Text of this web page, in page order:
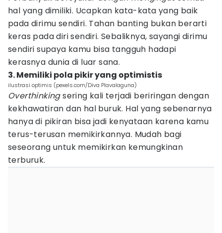
hal yang dimiliki. Ucapkan kata-kata yang baik
pada dirimu sendiri. Tahan banting bukan berarti
keras pada diri sendiri. Sebaliknya, sayangi dirimu
sendiri supaya kamu bisa tangguh hadapi
kerasnya dunia di luar sana.
3. Memiliki pola pikir yang optimistis
ilustrasi optimis (pexels.com/Diva Plavalaguna)
Overthinkingsering kali terjadi beriringan dengan
kekhawatiran dan hal buruk. Hal yang sebenarnya
hanya di pikiran bisa jadi kenyataan karena kamu
terus-terusan memikirkannya. Mudah bagi
seseorang untuk memikirkan kemungkinan
terburuk.